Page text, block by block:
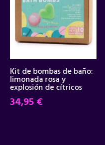
Kit de bombas de baño:
limonada rosa y
explosión de cítricos
34,95 €